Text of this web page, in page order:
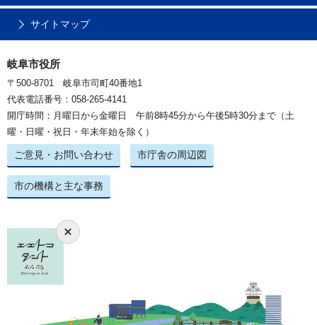
サイトマップ
岐阜市役所
〒500-8701 岐阜市司町40番地1
代表電話番号：058-265-4141
開庁時間：月曜日から金曜日 午前8時45分から午後5時30分まで（土
曜・日曜・祝日・年末年始を除く）
ご意見・お問い合わせ 市庁舎の周辺図
市の機構と主な事務